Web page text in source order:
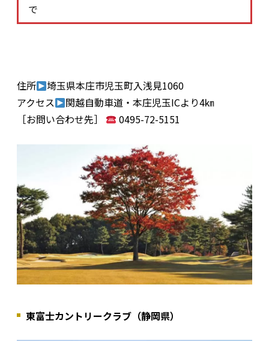
で
住所
埼玉県本庄市児玉町入浅見1060
アクセス
関越自動車道・本庄児玉ICより4㎞
［お問い合わせ先］
0495-72-5151
東富士カントリークラブ（静岡県）